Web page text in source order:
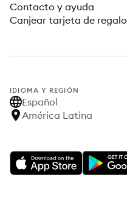
Contacto y ayuda
Canjear tarjeta de regalo
IDIOMA Y REGIÓN
Español
América Latina